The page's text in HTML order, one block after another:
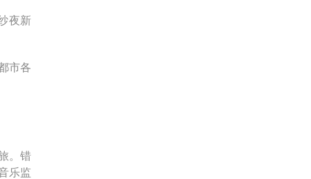
夜新
市各
。错
乐监